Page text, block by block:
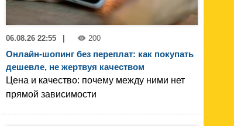
06.08.26 22:55 200
Онлайн-шопинг без переплат: как покупать
дешевле, не жертвуя качеством
Цена и качество: почему между ними нет
прямой зависимости